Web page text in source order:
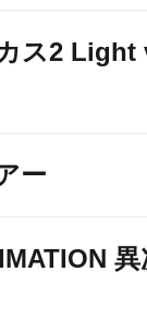
ス2 Light
ー
異